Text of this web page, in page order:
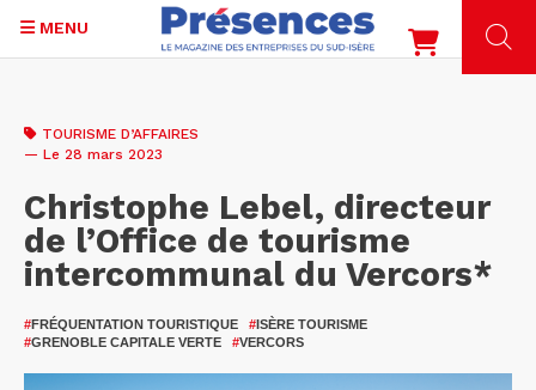
contenu
MENU
TOURISME D’AFFAIRES
— Le 28 mars 2023
Christophe Lebel, directeur
de l’Office de tourisme
intercommunal du Vercors*
#FRÉQUENTATION TOURISTIQUE #ISÈRE TOURISME
#GRENOBLE CAPITALE VERTE #VERCORS